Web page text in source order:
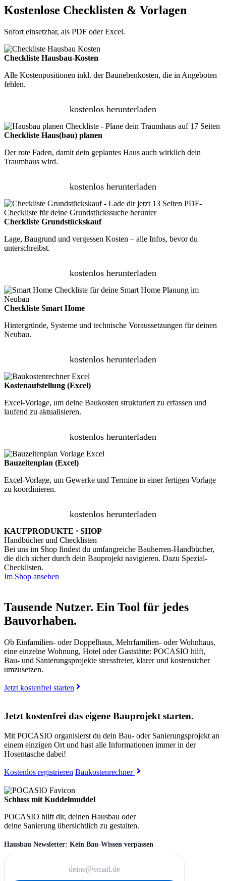
Kostenlose Checklisten & Vorlagen
Sofort einsetzbar, als PDF oder Excel.
Checkliste Hausbau-Kosten
Alle Kostenpositionen inkl. der Baunebenkosten, die in Angeboten
fehlen.
kostenlos herunterladen
Checkliste Haus(bau) planen
Der rote Faden, damit dein geplantes Haus auch wirklich dein
Traumhaus wird.
kostenlos herunterladen
Checkliste Grundstückskauf
Lage, Baugrund und vergessen Kosten – alle Infos, bevor du
unterschreibst.
kostenlos herunterladen
Checkliste Smart Home
Hintergründe, Systeme und technische Voraussetzungen für deinen
Neubau.
kostenlos herunterladen
Kostenaufstellung (Excel)
Excel-Vorlage, um deine Baukosten strukturiert zu erfassen und
laufend zu aktualisieren.
kostenlos herunterladen
Bauzeitenplan (Excel)
Excel-Vorlage, um Gewerke und Termine in einer fertigen Vorlage
zu koordinieren.
kostenlos herunterladen
KAUFPRODUKTE · SHOP
Handbücher und Checklisten
Bei uns im Shop findest du umfangreiche Bauherren-Handbücher,
die dich sicher durch dein Bauprojekt navigieren. Dazu Spezial-
Checklisten.
Im Shop ansehen
Tausende Nutzer. Ein Tool für jedes
Bauvorhaben.
Ob Einfamilien- oder Doppelhaus, Mehrfamilien- oder Wohnhaus,
eine einzelne Wohnung, Hotel oder Gaststätte: POCASIO hilft,
Bau- und Sanierungsprojekte stressfreier, klarer und kostensicher
umzusetzen.
Jetzt kostenfrei starten
Jetzt kostenfrei das eigene Bauprojekt starten.
Mit POCASIO organisierst du dein Bau- oder Sanierungsprojekt an
einem einzigen Ort und hast alle Informationen immer in der
Hosentasche dabei!
Kostenlos registrieren Baukostenrechner
Schluss mit Kuddelmuddel
POCASIO hilft dir, deinen Hausbau oder
deine Sanierung übersichtlich zu gestalten.
Hausbau Newsletter: Kein Bau-Wissen verpassen